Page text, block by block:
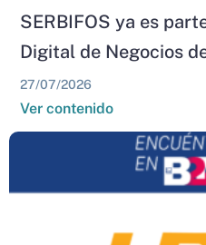
SERBIFOS ya es
Digital de Negocios
27/07/2026
Ver contenido